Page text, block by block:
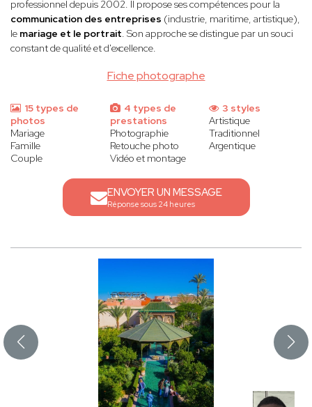
Fiche photographe
professionnel depuis 2002. Il propose ses compétences pour la
communication des entreprises (industrie, maritime, artistique),
le mariage et le portrait. Son approche se distingue par un souci
constant de qualité et d'excellence.
15 types de
photos
Mariage
Famille
Couple
4 types de
prestations
Photographie
Retouche photo
Vidéo et montage
3 styles
Artistique
Traditionnel
Argentique
ENVOYER UN MESSAGE
Réponse sous 24 heures